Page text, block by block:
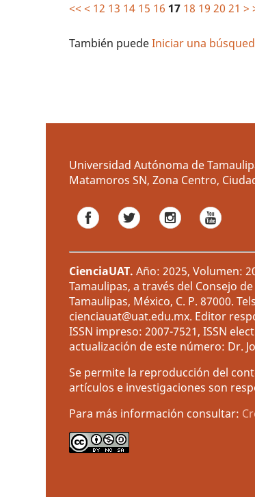
<< < 12 13 14 15 16 17 18 19 20 21 >
También puedeIniciar una
Universidad Autónoma de
Matamoros SN, Zona Centro,
CienciaUAT. Año: 2025, Volumen:
Tamaulipas, a través del Consejo
Tamaulipas, México, C. P. 87000.
cienciauat@uat.edu.mx. Editor
ISSN impreso: 2007-7521, ISSN
actualización de este número: Dr.
Se permite la reproducción del
artículos e investigaciones son
Para más información consultar: